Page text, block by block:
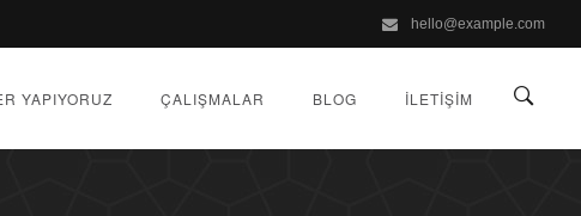
hello@example.com
YAPIYORUZ ÇALIŞMALAR BLOG İLETIŞIM